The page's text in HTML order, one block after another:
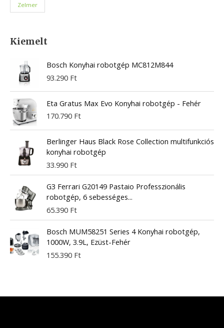
Zelmer
Kiemelt
Bosch Konyhai robotgép MC812M844
93.290 Ft
Eta Gratus Max Evo Konyhai robotgép - Fehér
170.790 Ft
Berlinger Haus Black Rose Collection multifunkciós
konyhai robotgép
33.990 Ft
G3 Ferrari G20149 Pastaio Professzionális
robotgép, 6 sebességes...
65.390 Ft
Bosch MUM58251 Series 4 Konyhai robotgép,
1000W, 3.9L, Ezüst-Fehér
155.390 Ft